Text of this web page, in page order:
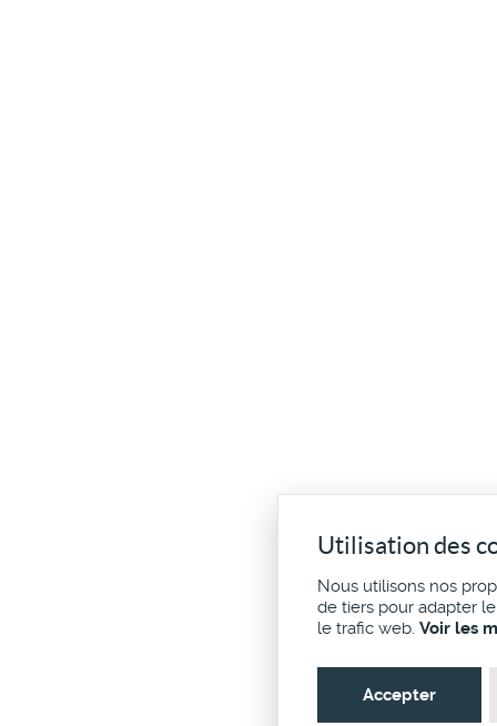
Utilisation des
Nous utilisons nos
de tiers pour adapter
le trafic web. Voir les
Accepter